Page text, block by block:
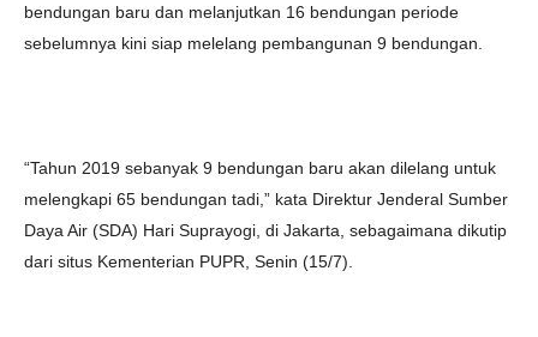
bendungan baru dan melanjutkan 16 bendungan periode
sebelumnya kini siap melelang pembangunan 9 bendungan.
“Tahun 2019 sebanyak 9 bendungan baru akan dilelang untuk
melengkapi 65 bendungan tadi,” kata Direktur Jenderal Sumber
Daya Air (SDA) Hari Suprayogi, di Jakarta, sebagaimana dikutip
dari situs Kementerian PUPR, Senin (15/7).